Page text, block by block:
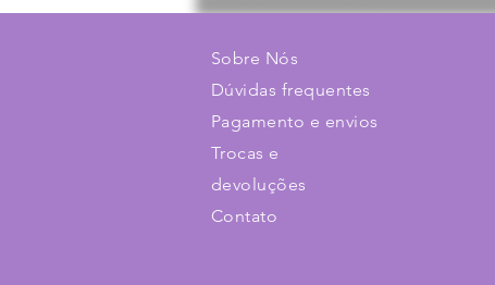
Sobre Nós
Dúvidas frequentes
Pagamento e envios
Trocas e
devoluções
Contato